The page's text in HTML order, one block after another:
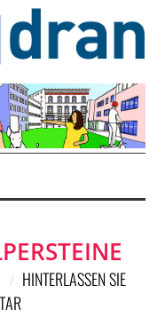
HINTERLASSEN SIE